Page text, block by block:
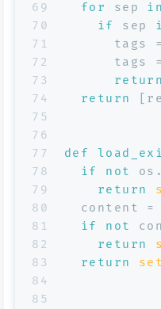
69
70
71
72
73
74
75
76
77
78
79
80
81
82
83
84
85
for
sep in
if
sep
tags
tags
return
return
def
if
not
return
content =
if
not
return
return
set